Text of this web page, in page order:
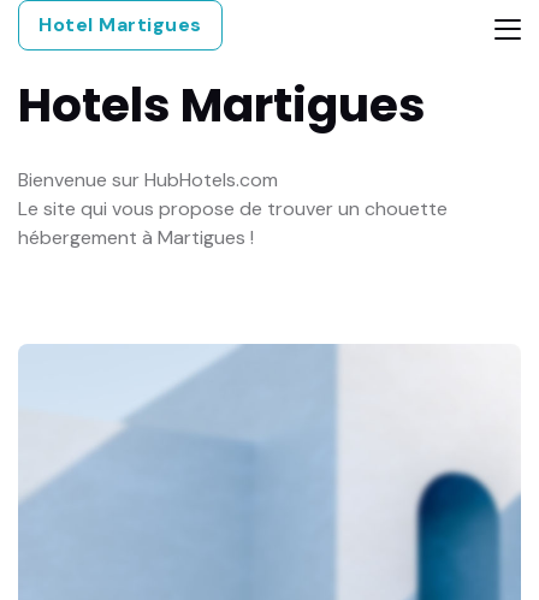
Hotel Martigues
Hotels Martigues
Bienvenue sur HubHotels.com
Le site qui vous propose de trouver un chouette
hébergement à Martigues !